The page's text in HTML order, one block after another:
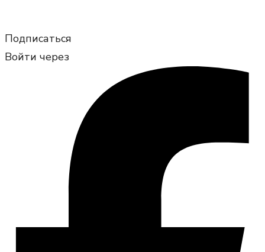
Подписаться
Войти через